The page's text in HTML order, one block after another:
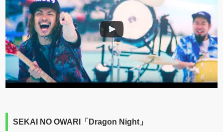
SEKAI NO OWARI「Dragon Night」